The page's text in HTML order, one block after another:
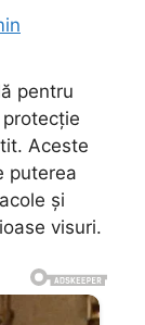
pentru
Aceste
puterea
și
visuri.